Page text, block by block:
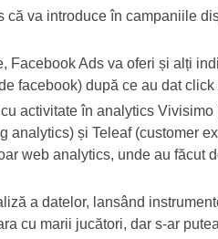
că va introduce în campaniile
Ads va oferi și alți
facebook) după ce au dat click
activitate în analytics
analytics) și Teleaf (customer
web analytics, unde au făcut
a datelor, lansând
cu marii jucători, dar s-ar